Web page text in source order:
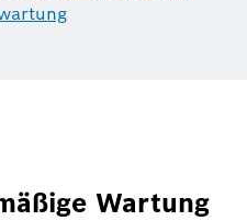
Wartung